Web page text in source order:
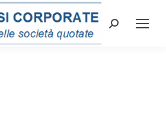
Cerca: